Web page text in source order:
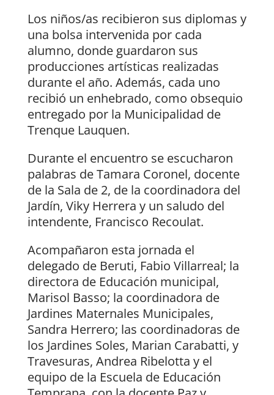
Los niños/as recibieron sus diplomas y
una bolsa intervenida por cada
alumno, donde guardaron sus
producciones artísticas realizadas
durante el año. Además, cada uno
recibió un enhebrado, como obsequio
entregado por la Municipalidad de
Trenque Lauquen.
Durante el encuentro se escucharon
palabras de Tamara Coronel, docente
de la Sala de 2, de la coordinadora del
Jardín, Viky Herrera y un saludo del
intendente, Francisco Recoulat.
Acompañaron esta jornada el
delegado de Beruti, Fabio Villarreal; la
directora de Educación municipal,
Marisol Basso; la coordinadora de
Jardines Maternales Municipales,
Sandra Herrero; las coordinadoras de
los Jardines Soles, Marian Carabatti, y
Travesuras, Andrea Ribelotta y el
equipo de la Escuela de Educación